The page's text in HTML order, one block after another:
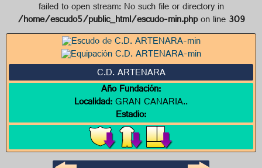
failed to open stream: No such file or directory in
/home/escudo5/public_html/escudo-min.phpon line309
C.D. ARTENARA
Año Fundación:
Localidad:GRAN CANARIA..
Estadio: